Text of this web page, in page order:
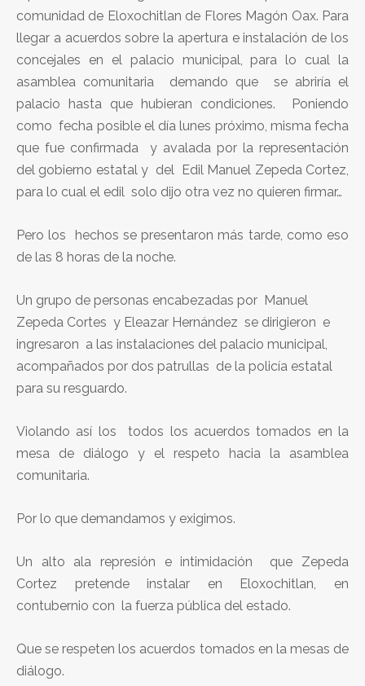
comunidad de Eloxochitlan de Flores Magón Oax. Para
llegar a acuerdos sobre la apertura e instalación de los
concejales en el palacio municipal, para lo cual la
asamblea comunitaria demando que se abriría el
palacio hasta que hubieran condiciones. Poniendo
como fecha posible el día lunes próximo, misma fecha
que fue confirmada y avalada por la representación
del gobierno estatal y del Edil Manuel Zepeda Cortez,
para lo cual el edil solo dijo otra vez no quieren firmar…
Pero los hechos se presentaron más tarde, como eso
de las 8 horas de la noche.
Un grupo de personas encabezadas por Manuel
Zepeda Cortes y Eleazar Hernández se dirigieron e
ingresaron a las instalaciones del palacio municipal,
acompañados por dos patrullas de la policía estatal
para su resguardo.
Violando así los todos los acuerdos tomados en la
mesa de diálogo y el respeto hacia la asamblea
comunitaria.
Por lo que demandamos y exigimos.
Un alto ala represión e intimidación que Zepeda
Cortez pretende instalar en Eloxochitlan, en
contubernio con la fuerza pública del estado.
Que se respeten los acuerdos tomados en la mesas de
diálogo.